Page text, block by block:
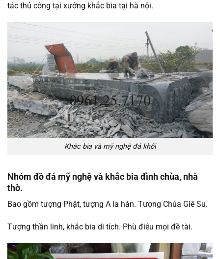
tác thủ công tại xưởng khắc bia tại hà nội.
Khắc bia và mỹ nghệ đá khối
Nhóm đồ đá mỹ nghệ và khắc bia đình chùa, nhà
thờ.
Bao gồm tượng Phật, tượng A la hán. Tượng Chúa Giê Su.
Tượng thần linh, khắc bia di tích. Phù điêu mọi đề tài.